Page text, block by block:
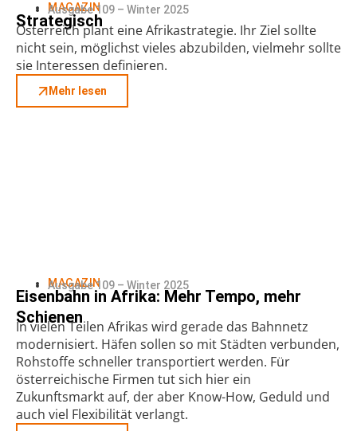
MAGAZIN
Ausgabe 109 – Winter 2025
Strategisch
Österreich plant eine Afrikastrategie. Ihr Ziel sollte
nicht sein, möglichst vieles abzubilden, vielmehr sollte
sie Interessen definieren.
Mehr lesen
MAGAZIN
Ausgabe 109 – Winter 2025
Eisenbahn in Afrika: Mehr Tempo, mehr
Schienen
In vielen Teilen Afrikas wird gerade das Bahnnetz
modernisiert. Häfen sollen so mit Städten verbunden,
Rohstoffe schneller transportiert werden. Für
österreichische Firmen tut sich hier ein
Zukunftsmarkt auf, der aber Know-How, Geduld und
auch viel Flexibilität verlangt.